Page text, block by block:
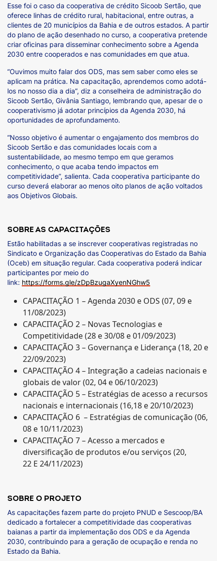
Esse foi o caso da cooperativa de crédito Sicoob Sertão, que
oferece linhas de crédito rural, habitacional, entre outras, a
clientes de 20 municípios da Bahia e de outros estados. A partir
do plano de ação desenhado no curso, a cooperativa pretende
criar oficinas para disseminar conhecimento sobre a Agenda
2030 entre cooperados e nas comunidades em que atua.
“Ouvimos muito falar dos ODS, mas sem saber como eles se
aplicam na prática. Na capacitação, aprendemos como adotá-
los no nosso dia a dia”, diz a conselheira de administração do
Sicoob Sertão, Givânia Santiago, lembrando que, apesar de o
cooperativismo já adotar princípios da Agenda 2030, há
oportunidades de aprofundamento.
“Nosso objetivo é aumentar o engajamento dos membros do
Sicoob Sertão e das comunidades locais com a
sustentabilidade, ao mesmo tempo em que geramos
conhecimento, o que acaba tendo impactos em
competitividade”, salienta. Cada cooperativa participante do
curso deverá elaborar ao menos oito planos de ação voltados
aos Objetivos Globais.
SOBRE AS CAPACITAÇÕES
Estão habilitadas a se inscrever cooperativas registradas no
Sindicato e Organização das Cooperativas do Estado da Bahia
(Oceb) em situação regular. Cada cooperativa poderá indicar
participantes por meio do
link: https://forms.gle/zDpBzugaXyenNGhw5
CAPACITAÇÃO 1 – Agenda 2030 e ODS (07, 09 e
11/08/2023)
CAPACITAÇÃO 2 – Novas Tecnologias e
Competitividade (28 e 30/08 e 01/09/2023)
CAPACITAÇÃO 3 – Governança e Liderança (18, 20 e
22/09/2023)
CAPACITAÇÃO 4 – Integração a cadeias nacionais e
globais de valor (02, 04 e 06/10/2023)
CAPACITAÇÃO 5 – Estratégias de acesso a recursos
nacionais e internacionais (16,18 e 20/10/2023)
CAPACITAÇÃO 6 – Estratégias de comunicação (06,
08 e 10/11/2023)
CAPACITAÇÃO 7 – Acesso a mercados e
diversificação de produtos e/ou serviços (20,
22 E 24/11/2023)
SOBRE O PROJETO
As capacitações fazem parte do projeto PNUD e Sescoop/BA
dedicado a fortalecer a competitividade das cooperativas
baianas a partir da implementação dos ODS e da Agenda
2030, contribuindo para a geração de ocupação e renda no
Estado da Bahia.